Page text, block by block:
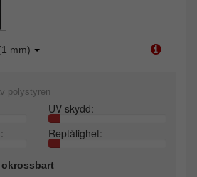
mm)
polystyren
UV-skydd:
Reptålighet: